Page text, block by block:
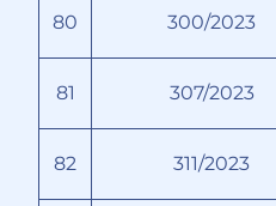
80 300/2023
81 307/2023
82 311/2023